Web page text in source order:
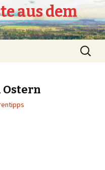
aus dem
Suchen
nach:
Ostern